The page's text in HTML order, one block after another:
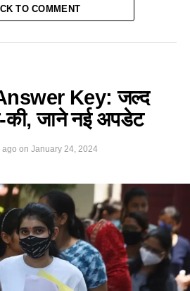
TO COMMENT
Key: जल्द
की, जाने नई अपडेट
ago on January 24, 2024